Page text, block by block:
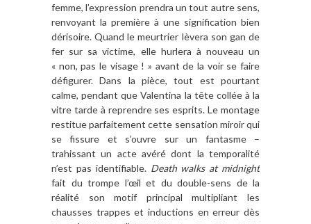
femme, l’expression prendra un tout autre sens,
renvoyant la première à une signification bien
dérisoire. Quand le meurtrier lèvera son gan de
fer sur sa victime, elle hurlera à nouveau un
« non, pas le visage ! » avant de la voir se faire
défigurer. Dans la pièce, tout est pourtant
calme, pendant que Valentina la tête collée à la
vitre tarde à reprendre ses esprits. Le montage
restitue parfaitement cette sensation miroir qui
se fissure et s’ouvre sur un fantasme –
trahissant un acte avéré dont la temporalité
n’est pas identifiable. Death walks at midnight
fait du trompe l’œil et du double-sens de la
réalité son motif principal multipliant les
chausses trappes et inductions en erreur dès